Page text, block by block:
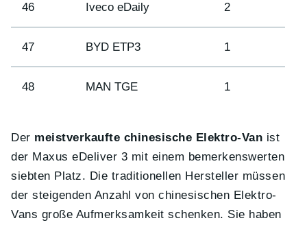
46 Iveco eDaily 2
47 BYD ETP3 1
48 MAN TGE 1
Der meistverkaufte chinesische Elektro-Van ist
der Maxus eDeliver 3 mit einem bemerkenswerten
siebten Platz. Die traditionellen Hersteller müssen
der steigenden Anzahl von chinesischen Elektro-
Vans große Aufmerksamkeit schenken. Sie haben